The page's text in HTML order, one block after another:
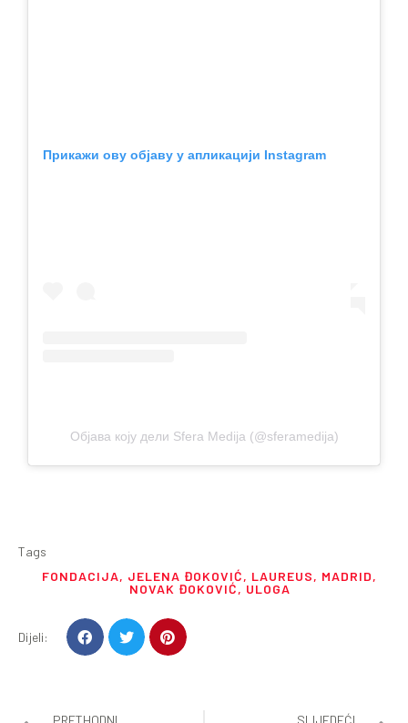
Прикажи ову објаву у апликацији Instagram
Објава коју дели Sfera Medija (@sferamedija)
Tags
FONDACIJA, JELENA ĐOKOVIĆ, LAUREUS, MADRID,
NOVAK ĐOKOVIĆ, ULOGA
Dijeli:
PRETHODNI SLIJEDEĆI